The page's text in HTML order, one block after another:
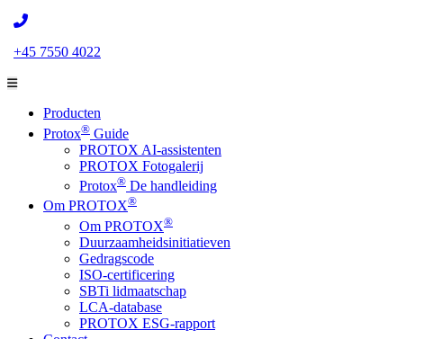
+45 7550 4022
Producten
Protox® Guide
PROTOX AI-assistenten
PROTOX Fotogalerij
Protox® De handleiding
Om PROTOX®
Om PROTOX®
Duurzaamheidsinitiatieven
Gedragscode
ISO-certificering
SBTi lidmaatschap
LCA-database
PROTOX ESG-rapport